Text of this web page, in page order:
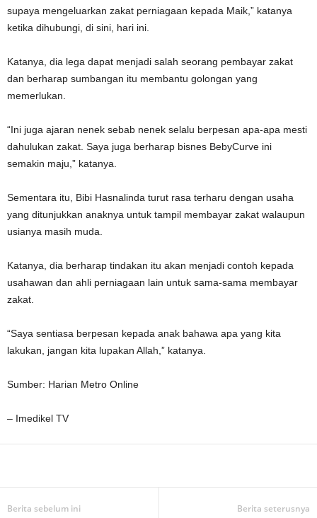
supaya mengeluarkan zakat perniagaan kepada Maik,” katanya
ketika dihubungi, di sini, hari ini.
Katanya, dia lega dapat menjadi salah seorang pembayar zakat
dan berharap sumbangan itu membantu golongan yang
memerlukan.
“Ini juga ajaran nenek sebab nenek selalu berpesan apa-apa mesti
dahulukan zakat. Saya juga berharap bisnes BebyCurve ini
semakin maju,” katanya.
Sementara itu, Bibi Hasnalinda turut rasa terharu dengan usaha
yang ditunjukkan anaknya untuk tampil membayar zakat walaupun
usianya masih muda.
Katanya, dia berharap tindakan itu akan menjadi contoh kepada
usahawan dan ahli perniagaan lain untuk sama-sama membayar
zakat.
“Saya sentiasa berpesan kepada anak bahawa apa yang kita
lakukan, jangan kita lupakan Allah,” katanya.
Sumber: Harian Metro Online
– Imedikel TV
Berita sebelum ini Berita seterusnya